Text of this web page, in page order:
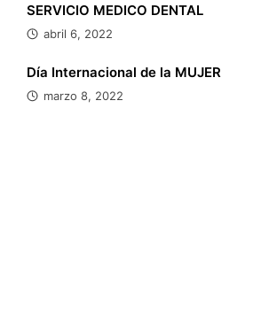
SERVICIO MEDICO DENTAL
abril 6, 2022
Día Internacional de la MUJER
marzo 8, 2022